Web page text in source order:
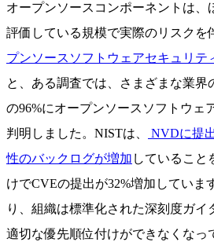
オープンソースコンポーネントは、
評価している規模で実際のリスクを
プンソースソフトウェアセキュリテ
と、ある調査では、さまざまな業界
の96%にオープンソースソフトウェ
判明しました。NISTは、
NVDに提
性のバックログが増加 していること
けでCVEの提出が32%増加していま
り、組織は標準化された深刻度ガイ
適切な優先順位付けができなくなっ